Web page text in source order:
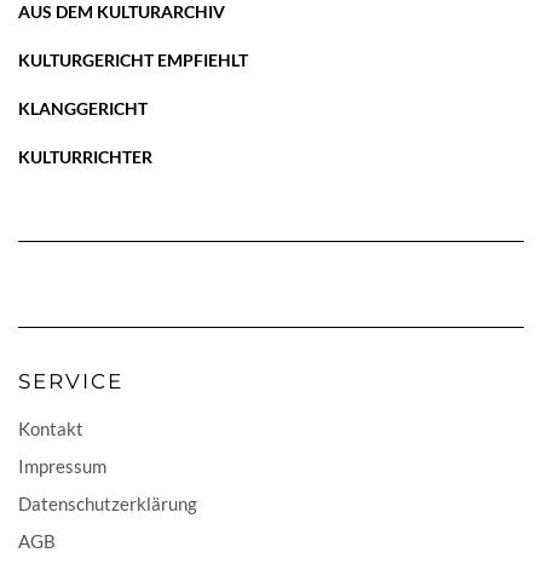
AUS DEM KULTURARCHIV
KULTURGERICHT EMPFIEHLT
KLANGGERICHT
KULTURRICHTER
SERVICE
Kontakt
Impressum
Datenschutzerklärung
AGB